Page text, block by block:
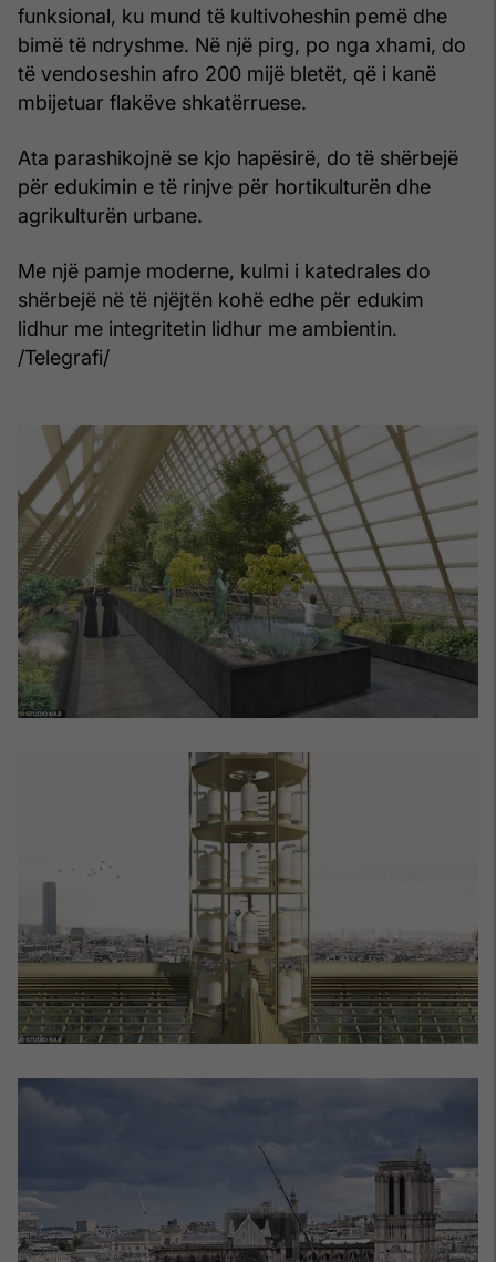
funksional, ku mund të kultivoheshin pemë dhe
bimë të ndryshme. Në një pirg, po nga xhami, do
të vendoseshin afro 200 mijë bletët, që i kanë
mbijetuar flakëve shkatërruese.
Ata parashikojnë se kjo hapësirë, do të shërbejë
për edukimin e të rinjve për hortikulturën dhe
agrikulturën urbane.
Me një pamje moderne, kulmi i katedrales do
shërbejë në të njëjtën kohë edhe për edukim
lidhur me integritetin lidhur me ambientin.
/Telegrafi/